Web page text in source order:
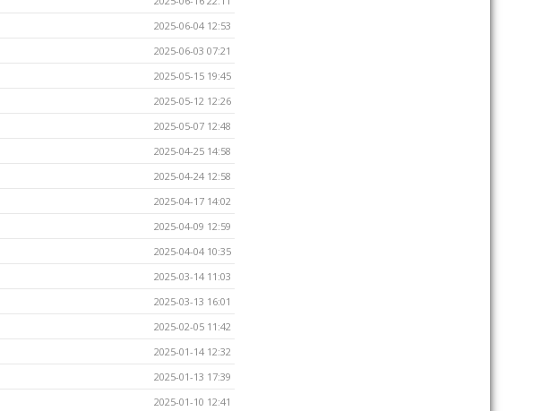
2025-06-04 12:53
2025-06-03 07:21
2025-05-15 19:45
2025-05-12 12:26
2025-05-07 12:48
2025-04-25 14:58
2025-04-24 12:58
2025-04-17 14:02
2025-04-09 12:59
2025-04-04 10:35
2025-03-14 11:03
2025-03-13 16:01
2025-02-05 11:42
2025-01-14 12:32
2025-01-13 17:39
2025-01-10 12:41